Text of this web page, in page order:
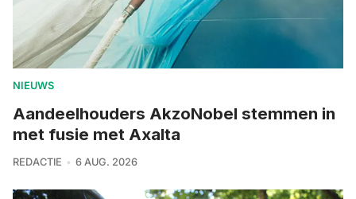
NIEUWS
Aandeelhouders AkzoNobel stemmen in
met fusie met Axalta
REDACTIE 6 AUG. 2026